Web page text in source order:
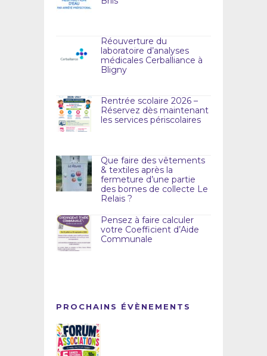
Réouverture du
laboratoire d’analyses
médicales Cerballiance à
Bligny
Rentrée scolaire 2026 –
Réservez dès maintenant
les services périscolaires
Que faire des vêtements
& textiles après la
fermeture d’une partie
des bornes de collecte Le
Relais ?
Pensez à faire calculer
votre Coefficient d’Aide
Communale
PROCHAINS ÉVÈNEMENTS